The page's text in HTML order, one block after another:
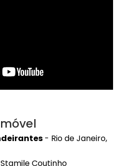
- Rio de Janeiro,
Coutinho